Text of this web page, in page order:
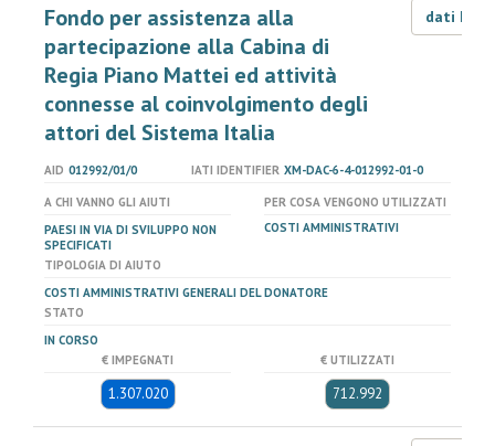
Fondo per assistenza alla
partecipazione alla Cabina di
Regia Piano Mattei ed attività
connesse al coinvolgimento degli
attori del Sistema Italia
dati LOD
AID 012992/01/0 IATI IDENTIFIER XM-DAC-6-4-012992-01-0
A CHI VANNO GLI AIUTI
PAESI IN VIA DI SVILUPPO NON
SPECIFICATI
PER COSA VENGONO UTILIZZATI
COSTI AMMINISTRATIVI
TIPOLOGIA DI AIUTO
COSTI AMMINISTRATIVI GENERALI DEL DONATORE
STATO
IN CORSO
€ IMPEGNATI
1.307.020
€ UTILIZZATI
712.992